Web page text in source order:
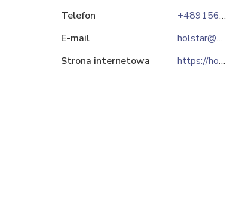
Telefon
+4891561-37-24
E-mail
holstar@sz.onet.pl
Strona internetowa
https://holstar.pl